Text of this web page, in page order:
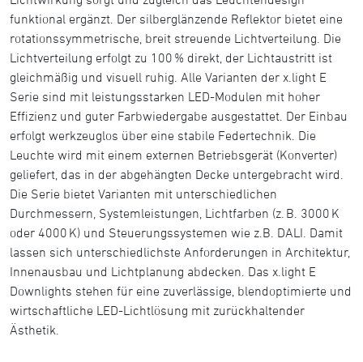
funktional ergänzt. Der silberglänzende Reflektor bietet eine
rotationssymmetrische, breit streuende Lichtverteilung. Die
Lichtverteilung erfolgt zu 100 % direkt, der Lichtaustritt ist
gleichmäßig und visuell ruhig. Alle Varianten der x.light E
Serie sind mit leistungsstarken LED-Modulen mit hoher
Effizienz und guter Farbwiedergabe ausgestattet. Der Einbau
erfolgt werkzeuglos über eine stabile Federtechnik. Die
Leuchte wird mit einem externen Betriebsgerät (Konverter)
geliefert, das in der abgehängten Decke untergebracht wird.
Die Serie bietet Varianten mit unterschiedlichen
Durchmessern, Systemleistungen, Lichtfarben (z. B. 3000 K
oder 4000 K) und Steuerungssystemen wie z.B. DALI. Damit
lassen sich unterschiedlichste Anforderungen in Architektur,
Innenausbau und Lichtplanung abdecken. Das x.light E
Downlights stehen für eine zuverlässige, blendoptimierte und
wirtschaftliche LED-Lichtlösung mit zurückhaltender
Ästhetik.